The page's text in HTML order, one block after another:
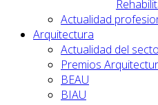
Actualidad
Arquitectura
Actualidad del
Premios
BEAU
BIAU